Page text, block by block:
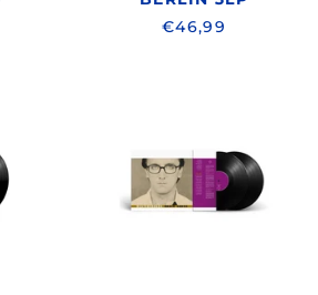
€46,99
(2024
REMASTER)
2LP